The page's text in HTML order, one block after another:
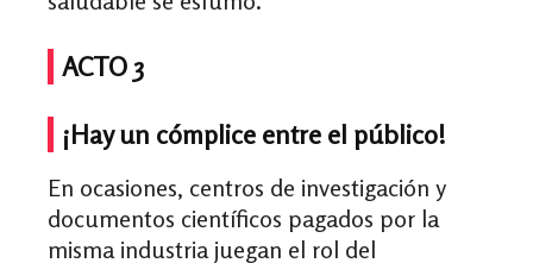
ACTO 3
¡Hay un cómplice entre el público!
En ocasiones, centros de investigación y
documentos científicos pagados por la
misma industria juegan el rol del